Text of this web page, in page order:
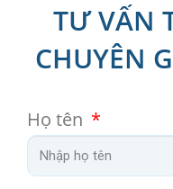
TƯ VẤN
CHUYÊN
Họ tên